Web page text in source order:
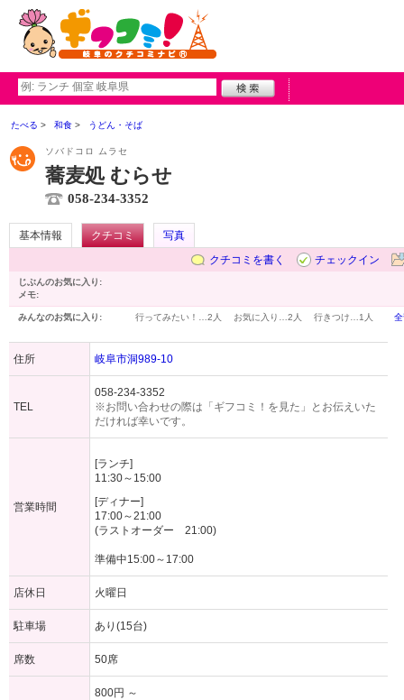
たべる 和食 うどん・そば
ソバドコロ ムラセ
蕎麦処 むらせ
058-234-3352
基本情報 クチコミ
写真
クチコミを書く
チェックイン
じぶんのお気に入り:
メモ:
みんなのお気に入り: 行ってみたい！… 2人 お気に入り… 2人 行きつけ… 1人
住所 岐阜市洞989-10
TEL
058-234-3352
※お問い合わせの際は「ギフコミ！を見た」とお伝えいた
だければ幸いです。
営業時間
[ランチ]
11:30～15:00
[ディナー]
17:00～21:00
(ラストオーダー 21:00)
準備中15:00～17:00
店休日 火曜日
駐車場 あり(15台)
席数 50席
800円 ～